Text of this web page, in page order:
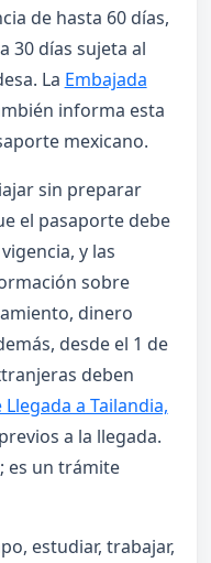
de hasta 60 días,
30 días sujeta al
La Embajada
informa esta
mexicano.
sin preparar
el pasaporte debe
y las
sobre
dinero
desde el 1 de
deben
a Tailandia,
a la llegada.
es un trámite
estudiar, trabajar,